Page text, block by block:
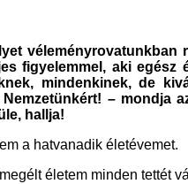
figyelemmel, aki
mindenkinek, de
– mondja
hallja!
a hatvanadik életévemet.
életem minden tettét